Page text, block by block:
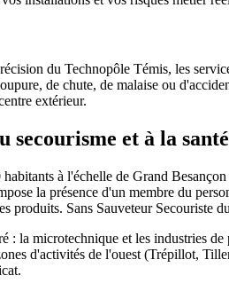
du Technopôle Témis, les
de chute, de malaise ou
extérieur.
et à la
à l'échelle de Grand
la présence d'un membre du
produits. Sans Sauveteur Secouriste
la microtechnique et les industries
d'activités de l'ouest (Trépillot,